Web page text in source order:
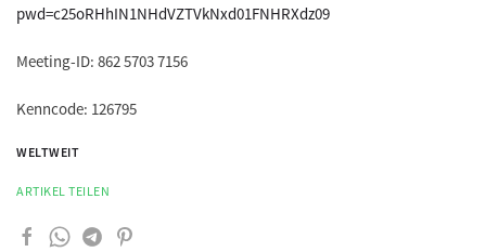
pwd=c25oRHhIN1NHdVZTVkNxd01FNHRXdz09
Meeting-ID: 862 5703 7156
Kenncode: 126795
WELTWEIT
ARTIKEL TEILEN